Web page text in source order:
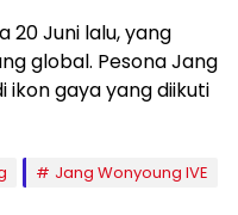
20 Juni lalu, yang
global. Pesona Jang
ikon gaya yang diikuti
Jang Wonyoung IVE